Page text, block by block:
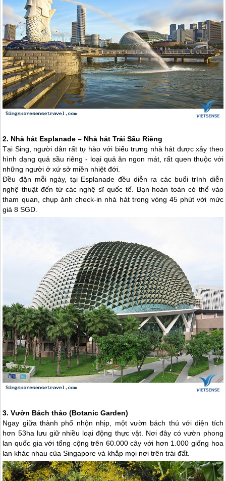
2. Nhà hát Esplanade – Nhà hát Trái Sầu Riêng
Tại Sing, người dân rất tự hào với biểu trưng nhà hát được xây theo
hình dạng quả sầu riêng - loại quả ăn ngon mát, rất quen thuộc với
những người ở xứ sở miền nhiệt đới.
Đều đặn mỗi ngày, tại Esplanade đều diễn ra các buổi trình diễn
nghệ thuật đến từ các nghệ sĩ quốc tế. Bạn hoàn toàn có thể vào
tham quan, chụp ảnh check-in nhà hát trong vòng 45 phút với mức
giá 8 SGD.
3. Vườn Bách thảo (Botanic Garden)
Ngay giữa thành phố nhộn nhịp, một vườn bách thú với diện tích
hơn 53ha lưu giữ nhiều loại động thực vật. Nơi đây có vườn phong
lan quốc gia với tổng cộng trên 60.000 cây với hơn 1.000 giống hoa
lan khác nhau củaSingapore và khắp mọi nơi trên trái đất.